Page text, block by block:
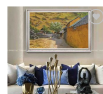
Add to